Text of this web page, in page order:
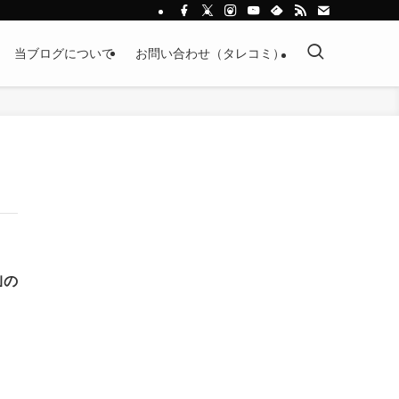
当ブログについて お問い合わせ（タレコミ）
の